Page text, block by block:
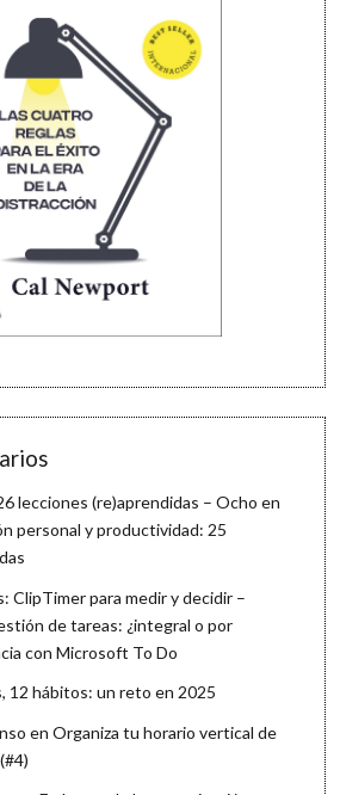
lecciones (re)aprendidas – Ocho en
personal y productividad: 25
ClipTimer para medir y decidir –
de tareas: ¿integral o por
con Microsoft To Do
12 hábitos: un reto en 2025
enOrganiza tu horario vertical de